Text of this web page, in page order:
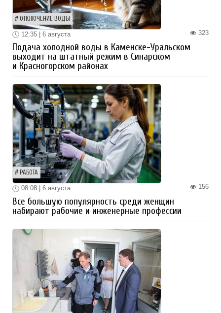
ОТКЛЮЧЕНИЕ ВОДЫ
323
12:35 | 6 августа
Подача холодной воды в Каменске-Уральском
выходит на штатный режим в Синарском
и Красногорском районах
РАБОТА
156
08:08 | 6 августа
Все большую популярность среди женщин
набирают рабочие и инженерные профессии